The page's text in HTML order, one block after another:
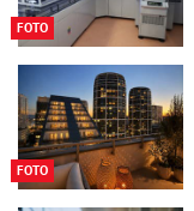
FOTO
FOTO